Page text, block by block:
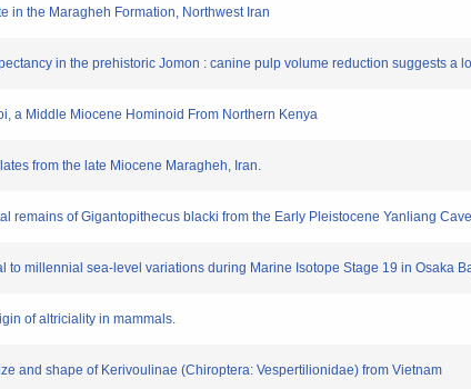
in the Maragheh Formation, Northwest Iran
in the prehistoric Jomon : canine pulp volume reduction suggests a
a Middle Miocene Hominoid From Northern Kenya
from the late Miocene Maragheh, Iran.
remains of Gigantopithecus blacki from the Early Pleistocene Yanliang
to millennial sea-level variations during Marine Isotope Stage 19 in Osaka
of altriciality in mammals.
and shape of Kerivoulinae (Chiroptera: Vespertilionidae) from Vietnam